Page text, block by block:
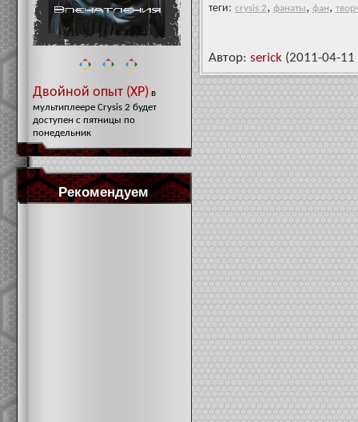
Двойной опыт (XP)в
мультиплеере Crysis 2 будет
доступен с пятницы по
понедельник
Рекомендуем
теги: crysis 2, фанаты, фан,
Автор: serick(2011-04-11